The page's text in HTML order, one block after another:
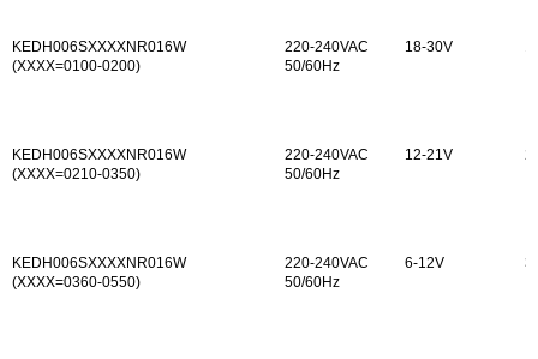
KEDH006SXXXXNR01
(XXXX=0100-0200)
6W
220-240VAC
50/60Hz
18-30V
KEDH006SXXXXNR01
(XXXX=0210-0350)
6W
220-240VAC
50/60Hz
12-21V
KEDH006SXXXXNR01
(XXXX=0360-0550)
6W
220-240VAC
50/60Hz
6-12V